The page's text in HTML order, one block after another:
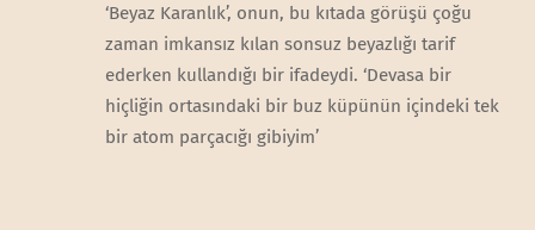
‘Beyaz Karanlık’, onun, bu kıtada görüşü çoğu
zaman imkansız kılan sonsuz beyazlığı tarif
ederken kullandığı bir ifadeydi. ‘Devasa bir
hiçliğin ortasındaki bir buz küpünün içindeki tek
bir atom parçacığı gibiyim’